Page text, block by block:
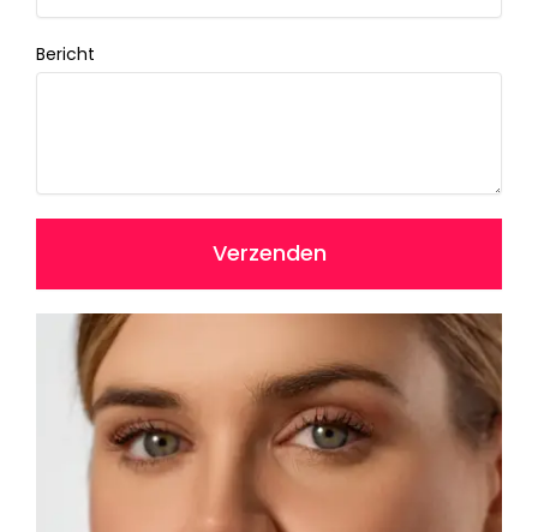
Bericht
Verzenden